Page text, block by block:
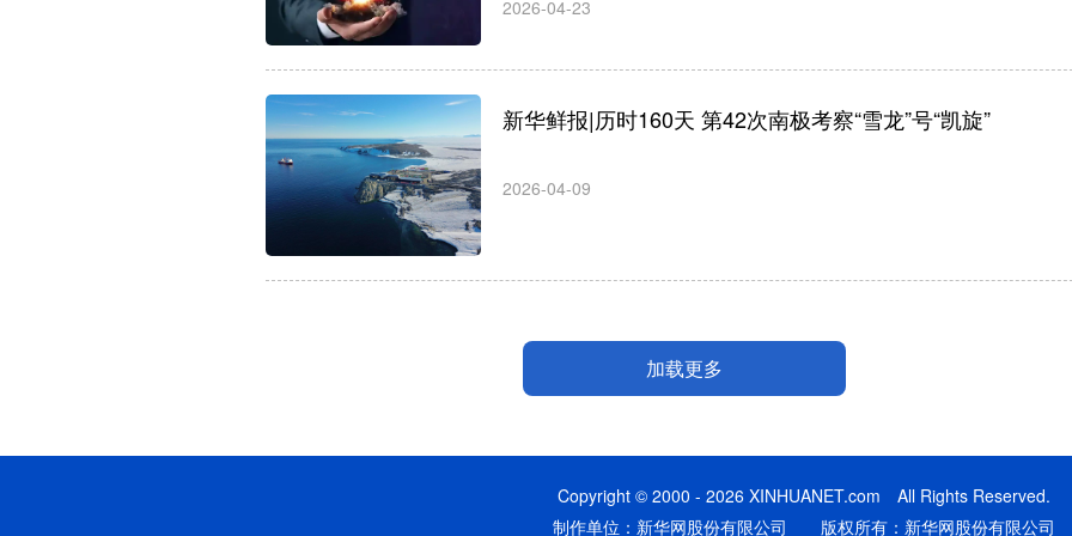
2026-04-23
新华鲜报|历时160天 第42次南极考察“雪龙”号“凯旋”
2026-04-09
加载更多
Copyright © 2000 - 2026 XINHUANET.com All Rights Reserved.
制作单位：新华网股份有限公司 版权所有：新华网股份有限公司